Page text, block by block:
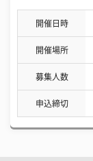
開催日時
開催場所
募集人数
申込締切